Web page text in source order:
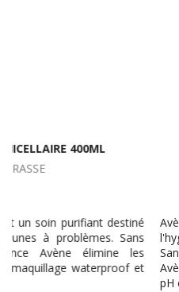
AVÈNE CLEANANCE
Avène Cleanance Gel
l'hygiène des peaux jeunes à
Sans savon et sans
Avène nettoie et purifie
pH et diminue l'excès de